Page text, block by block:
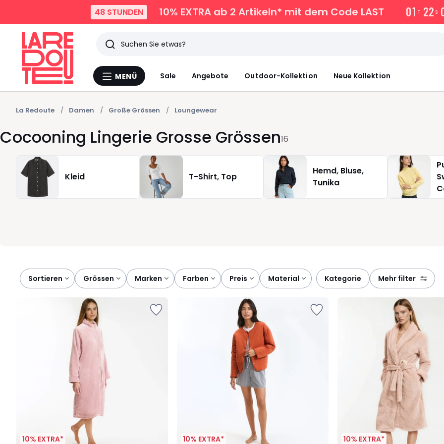
48 STUNDEN 10% EXTRA ab 2 Artikeln* mit dem Code LAST 01 T 22 S
Menü
MENÜ Sale Angebote Outdoor-Kollektion Neue Kollektion
Suchen
Zuletzt
angesehen
Artikel
La Redoute Damen Große Grössen Loungewear
Cocooning Lingerie Grosse Grössen16
Kleid T-Shirt, Top
Hemd, Bluse,
Tunika
Sortieren
grössen marken farben preis material kategorie mehr filter
10% EXTRA* 10% EXTRA* 10% EXTRA*